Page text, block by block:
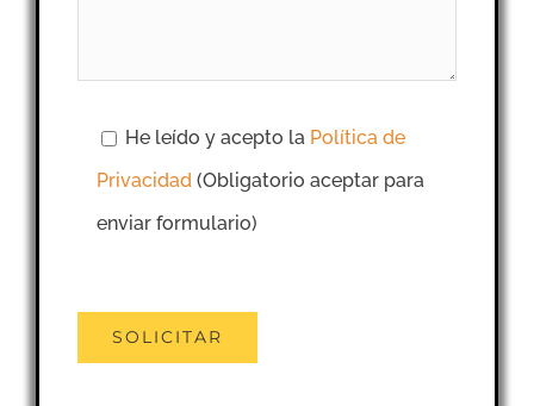
He leído y acepto la Política de
Privacidad (Obligatorio aceptar para
enviar formulario)